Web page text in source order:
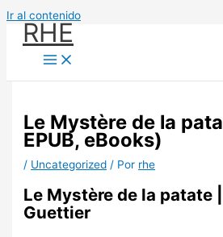
Ir al contenido
RHE
Le Mystère de la
EPUB, eBooks)
/ Uncategorized / Por rhe
Le Mystère de la patate
Guettier